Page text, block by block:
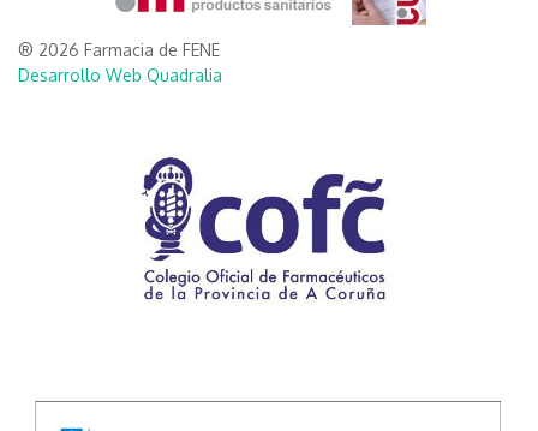
® 2026 Farmacia de FENE
Desarrollo Web Quadralia